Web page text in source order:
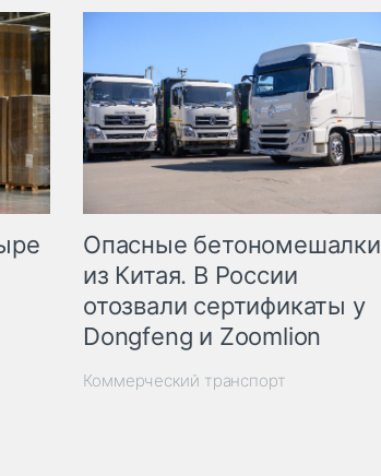
Опасные бетономешалки
из Китая. В России
отозвали сертификаты у
Dongfeng и Zoomlion
Коммерческий транспорт